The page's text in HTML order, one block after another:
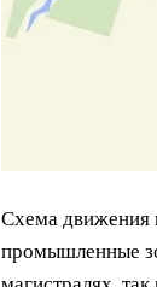
Схема движения
промышленные